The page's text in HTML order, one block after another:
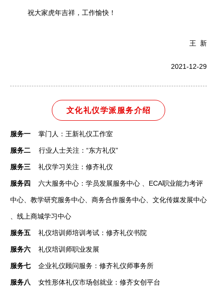
祝大家虎年吉祥，工作愉快！
王 新
2021-12-29
文化礼仪学派服务介绍
服务一 掌门人：王新礼仪工作室
服务二 行业人士关注：“东方礼仪”
服务三 礼仪学习关注：修齐礼仪
服务四 六大服务中心：学员发展服务中心 、ECA职业能力考评
中心、教学研究服务中心、商务合作服务中心、文化传媒发展中心
、线上商城学习中心
服务五 礼仪培训师培训考试：修齐礼仪书院
服务六 礼仪培训师职业发展
服务七 企业礼仪顾问服务：修齐礼仪师事务所
服务八 女性形体礼仪市场创就业：修齐女创平台